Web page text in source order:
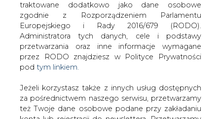
WŁĄCZ CIRE.TV
traktowane dodatkowo jako dane osobowe
zgodnie z Rozporządzeniem Parlamentu
Europejskiego i Rady 2016/679 (RODO).
Administratora tych danych, cele i podstawy
przetwarzania oraz inne informacje wymagane
przez RODO znajdziesz w Polityce Prywatności
pod tym linkiem.
Jeżeli korzystasz także z innych usług dostępnych
za pośrednictwem naszego serwisu, przetwarzamy
też Twoje dane osobowe podane przy zakładaniu